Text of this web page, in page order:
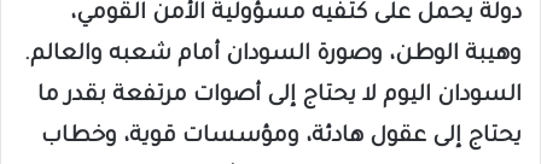
دولة يحمل على كتفيه مسؤولية الأمن القومي،
وهيبة الوطن، وصورة السودان أمام شعبه والعالم.
السودان اليوم لا يحتاج إلى أصوات مرتفعة بقدر ما
يحتاج إلى عقول هادئة، ومؤسسات قوية، وخطاب